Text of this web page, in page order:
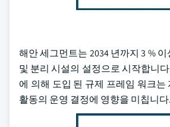
해안 세그먼트는 2034 년까지 3 %
및 분리 시설의 설정으로 시작합니
에 의해 도입 된 규제 프레임 워크
활동의 운영 결정에 영향을 미칩니다.